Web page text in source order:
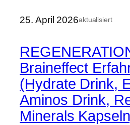
25. April 2026aktualisiert
Braineffect
(Hydrate Drink,
Aminos Drink,
Minerals